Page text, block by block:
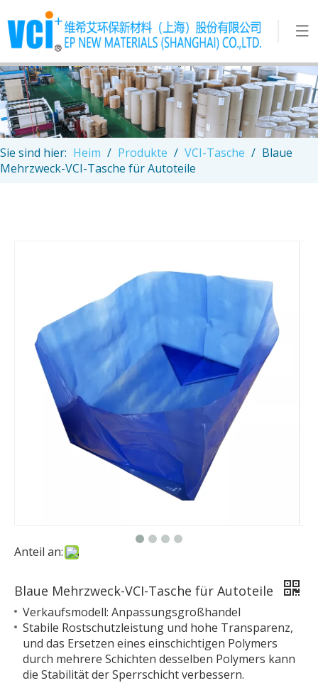
Sie sind hier: Heim / Produkte / VCI-Tasche / Blaue
Mehrzweck-VCI-Tasche für Autoteile
Anteil an:
Blaue Mehrzweck-VCI-Tasche für Autoteile
Verkaufsmodell: Anpassungsgroßhandel
Stabile Rostschutzleistung und hohe Transparenz,
und das Ersetzen eines einschichtigen Polymers
durch mehrere Schichten desselben Polymers kann
die Stabilität der Sperrschicht verbessern.